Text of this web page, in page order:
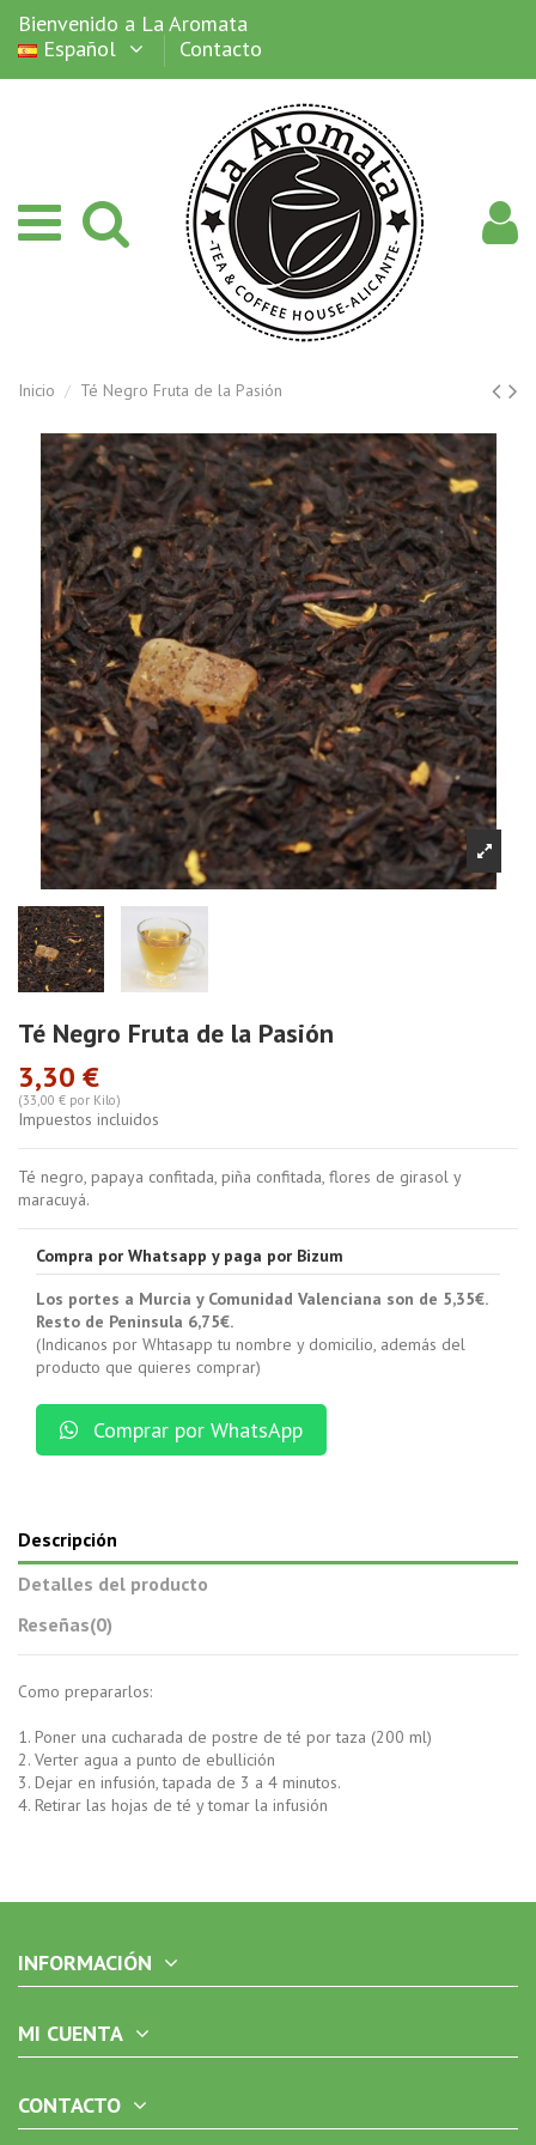
Bienvenido a La Aromata
Español
Contacto
Inicio Té Negro Fruta de la Pasión
Té Negro Fruta de la Pasión
3,30 €
(33,00 € por Kilo)
Impuestos incluidos
Té negro, papaya confitada, piña confitada, flores de girasol y
maracuyá.
Compra por Whatsapp y paga por Bizum
Los portes a Murcia y Comunidad Valenciana son de 5,35€.
Resto de Peninsula 6,75€.
(Indicanos por Whtasapp tu nombre y domicilio, además del
producto que quieres comprar)
Comprar por WhatsApp
Descripción
Detalles del producto
Reseñas(0)
Como prepararlos:
1. Poner una cucharada de postre de té por taza (200 ml)
2. Verter agua a punto de ebullición
3. Dejar en infusión, tapada de 3 a 4 minutos.
4. Retirar las hojas de té y tomar la infusión
INFORMACIÓN
MI CUENTA
CONTACTO